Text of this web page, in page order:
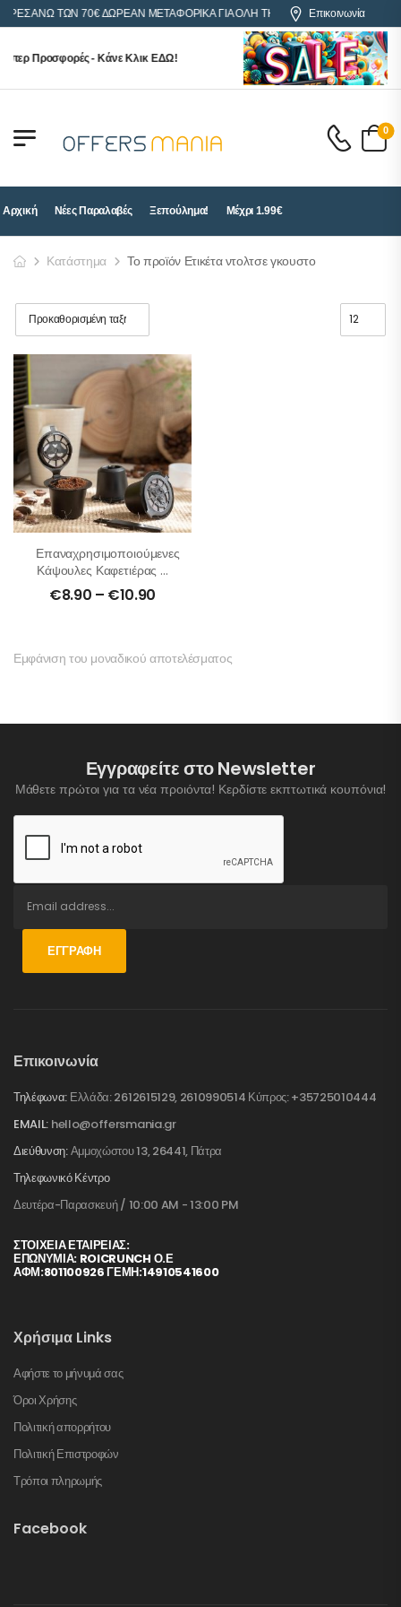
ΑΝΩ ΤΩΝ 70€ ΔΩΡΕΑΝ ΜΕΤΑΦΟΡΙΚΑ ΓΙΑ ΟΛΗ ΤΗΝ ΕΛΛΑΔΑΕπικοινωνία
Προσφορές - Κάνε Κλικ ΕΔΩ!
0
Αρχική Νέες Παραλαβές Ξεπούλημα! Μέχρι 1.99€
Κατάστημα Το προϊόν Ετικέτα ντολτσε γκουστο
Επαναχρησιμοποιούμενες
Κάψουλες Καφετιέρας –
Σετ 5 Τμχ
€8.90 – €10.90
Εμφάνιση του μοναδικού αποτελέσματος
Εγγραφείτε στο Newsletter
Μάθετε πρώτοι για τα νέα προιόντα! Κερδίστε εκπτωτικά κουπόνια!
ΕΓΓΡΑΦΉ
Επικοινωνία
Τηλέφωνα: Ελλάδα: 2612615129, 2610990514 Κύπρος: +35725010444
EMAIL: hello@offersmania.gr
Διεύθυνση:Αμμοχώστου 13, 26441, Πάτρα
Τηλεφωνικό Κέντρο
Δευτέρα-Παρασκευή / 10:00 AM - 13:00 PM
ΣΤΟΙΧΕΊΑ ΕΤΑΙΡΕΊΑΣ:
ΕΠΩΝΥΜΙΑ: ROICRUNCH Ο.Ε
ΑΦΜ:801100926 ΓΕΜΗ:14910541600
Χρήσιμα Links
Αφήστε το μήνυμά σας
Όροι Χρήσης
Πολιτική απορρήτου
Πολιτική Επιστροφών
Τρόποι πληρωμής
Facebook